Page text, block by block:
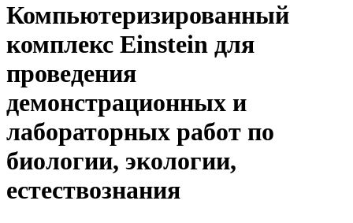
Компьютеризированный
комплекс Einstein для
проведения
демонстрационных и
лабораторных работ по
биологии, экологии,
естествознания